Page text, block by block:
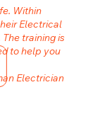
Within
Electrical
training is
to help you
Electrician